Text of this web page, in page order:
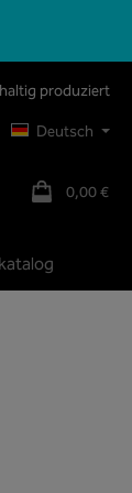
produziert
Deutsch
0,00 €